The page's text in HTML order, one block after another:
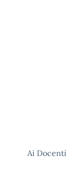
Ai Docenti